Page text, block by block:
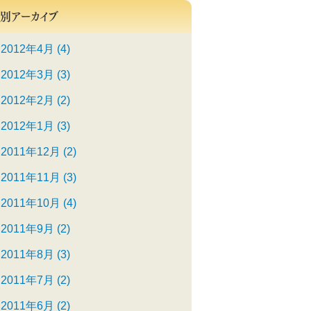
アーカイブ
2012年4月 (4)
2012年3月 (3)
2012年2月 (2)
2012年1月 (3)
2011年12月 (2)
2011年11月 (3)
2011年10月 (4)
2011年9月 (2)
2011年8月 (3)
2011年7月 (2)
2011年6月 (2)